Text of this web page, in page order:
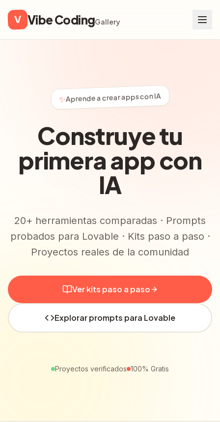
V Vibe CodingGallery
✨Aprende a crear apps con IA
Construye tu
primera app con
IA
20+ herramientas comparadas · Prompts
probados para Lovable · Kits paso a paso ·
Proyectos reales de la comunidad
Ver kits paso a paso
Explorar prompts para Lovable
Proyectos verificados 100% Gratis